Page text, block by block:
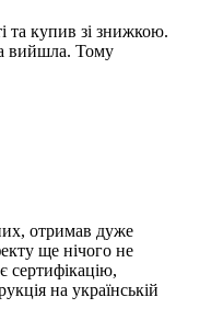
та купив зі знижкою.
вийшла. Тому
отримав дуже
ще нічого не
сертифікацію,
на українській